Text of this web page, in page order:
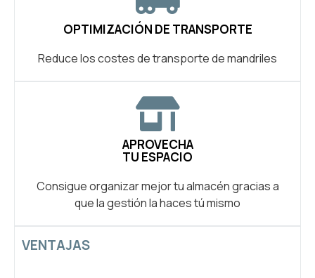
OPTIMIZACIÓN DE TRANSPORTE
Reduce los costes de transporte de mandriles
APROVECHA
TU ESPACIO
Consigue organizar mejor tu almacén gracias a
que la gestión la haces tú mismo
VENTAJAS